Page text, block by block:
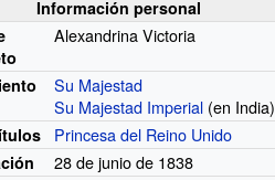
Información personal
Alexandrina Victoria
Su Majestad
Su Majestad Imperial (en India)
Princesa del Reino Unido
28 de junio de 1838